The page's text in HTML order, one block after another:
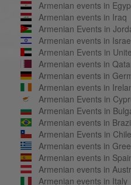
Armenian events in
Armenian events in Iraq
Armenian Events in
Armenian events in
Armenian Events in
Armenian events in
Armenian events in
Armenian events in
Armenian Events in
Armenian Events in
Armenian events in
Armenian Events in Chile
Armenian events in
Armenian events in
Armenian events in
Armenian events in Italy